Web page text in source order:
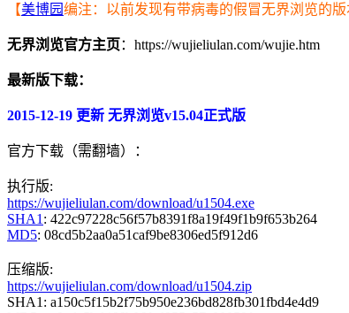
【美博园编注：以前发现有带病毒的假冒无界浏览的
无界浏览官方主页 ：https://wujieliulan.com/wujie.htm
最新版下载：
2015-12-19 更新 无界浏览v15.04正式版
官方下载（需翻墙）：
执行版:
https://wujieliulan.com/download/u1504.exe
SHA1 : 422c97228c56f57b8391f8a19f49f1b9f653b264
MD5: 08cd5b2aa0a51caf9be8306ed5f912d6
压缩版:
https://wujieliulan.com/download/u1504.zip
SHA1: a150c5f15b2f75b950e236bd828fb301fbd4e4d9